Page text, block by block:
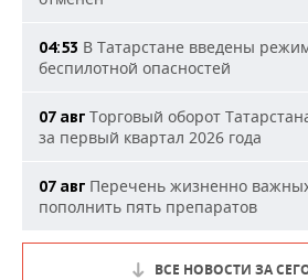
04:53 В Татарстане введены
беспилотной опасностей
07 авг Торговый оборот
за первый квартал 2026 года
07 авг Перечень жизненно
пополнить пять препаратов
ВСЕ НОВОСТИ ЗА